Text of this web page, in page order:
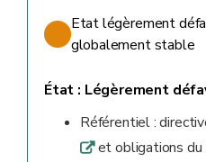
Etat légèrement
globalement stable
État : Légèrement
Référentiel :
qet obligations du